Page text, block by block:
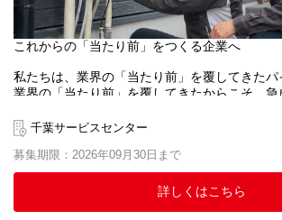
があります。
【福利厚生】
■休暇制度(クラフトファイブ休暇)
施工スタッフが仕事とプライベートの調和を図
（名称：クラフトファイブ）を導入しておりま
年間休日110日の他に、5日以内の連続休暇を対
■美容と健康のサポート（うるツヤ制度）
社員の身だしなみを整え、健やかな生活とお客
向上を目的とした制度です。
美容・理容・スポーツジムなどの利用費用につ
限に半額を会社が補助します。
これからの「当たり前」をつくる企業へ
私たちは、業界の「当たり前」を覆してきたパ
業界の「当たり前」を覆してきたからこそ、
施工職においても、「休みが少ない」「給与が
メージがあるかもしれません。
当社では、このようなイメージを覆すべく、以
導入し、施工職の社員も仕事とプライベート
安心して働ける職場環境作りを目指しています
千葉サービスセンター
募集期限：2026年09月30日まで
詳しくはこちら